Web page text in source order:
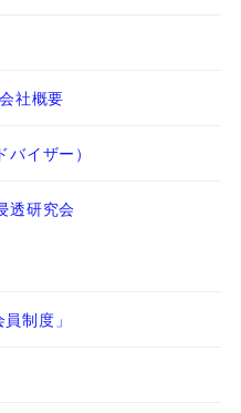
社概要
イザー）
透研究会
制度」